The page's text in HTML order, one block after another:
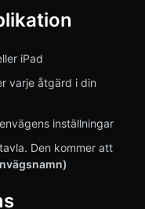
iPad
varje åtgärd i din
inställningar
Den kommer att